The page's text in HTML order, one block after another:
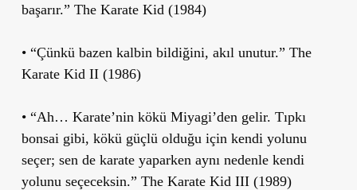
başarır.” The Karate Kid (1984)
• “Çünkü bazen kalbin bildiğini, akıl unutur.” The
Karate Kid II (1986)
• “Ah… Karate’nin kökü Miyagi’den gelir. Tıpkı
bonsai gibi, kökü güçlü olduğu için kendi yolunu
seçer; sen de karate yaparken aynı nedenle kendi
yolunu seçeceksin.” The Karate Kid III (1989)